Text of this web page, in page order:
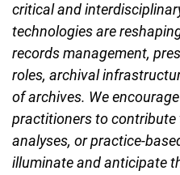
critical and
technologies are
records management,
roles, archival
of archives. We
practitioners to
analyses, or practice-
illuminate and anticipate